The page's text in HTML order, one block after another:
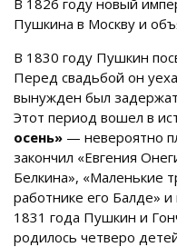
Пушкина в Москву и
В 1830 году Пушкин
Перед свадьбой он
вынужден был
Этот период вошел в
осень» — невероятно
закончил «Евгения
Белкина», «Маленькие
работнике его Балде»
1831 года Пушкин и
родилось четверо